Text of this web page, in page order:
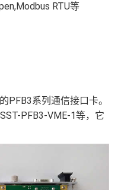
RTU等
PFB3系列通信接口卡。
PFB3-VME-1等，它